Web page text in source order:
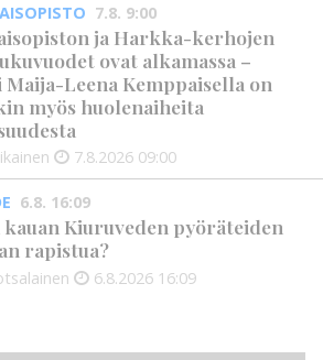
7.8. 9:00
ja Harkka-kerhojen
ovat alkamassa –
Leena Kemppaisella on
myös huolenaiheita
7.8.2026 09:00
6.8. 16:09
Kiuruveden pyöräteiden
rapistua?
6.8.2026 16:09